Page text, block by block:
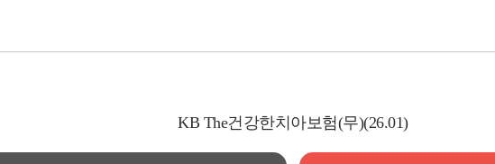
KB The건강한치아보험(무)(26.01)